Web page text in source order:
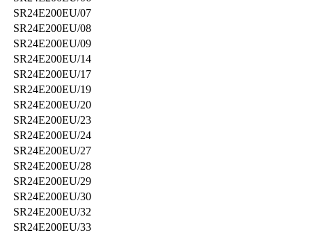
SR24E200EU/07
SR24E200EU/08
SR24E200EU/09
SR24E200EU/14
SR24E200EU/17
SR24E200EU/19
SR24E200EU/20
SR24E200EU/23
SR24E200EU/24
SR24E200EU/27
SR24E200EU/28
SR24E200EU/29
SR24E200EU/30
SR24E200EU/32
SR24E200EU/33